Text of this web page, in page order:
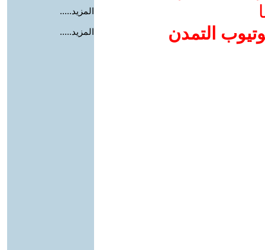
التمدن
المزيد.....
المزيد.....